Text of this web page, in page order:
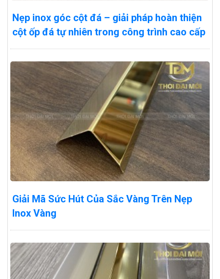
Nẹp inox góc cột đá – giải pháp hoàn thiện
cột ốp đá tự nhiên trong công trình cao cấp
Giải Mã Sức Hút Của Sắc Vàng Trên Nẹp
Inox Vàng